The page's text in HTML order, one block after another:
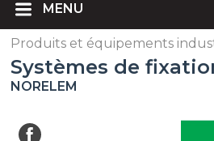
Produits et équipements
Systèmes de
NORELEM